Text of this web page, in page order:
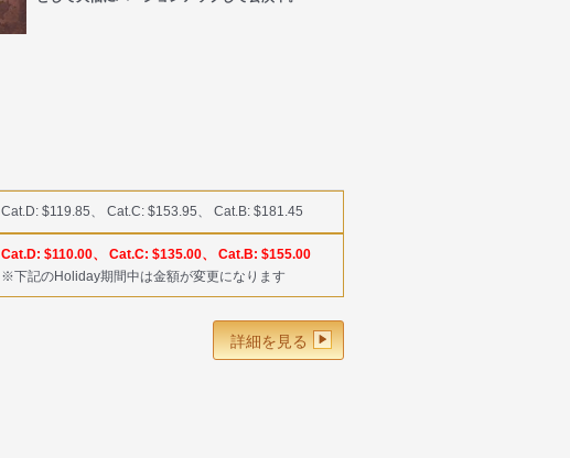
Cat.D: $119.85、 Cat.C: $153.95、 Cat.B: $181.45
Cat.D: $110.00、 Cat.C: $135.00、 Cat.B: $155.00
※下記のHoliday期間中は金額が変更になります
詳細を見る